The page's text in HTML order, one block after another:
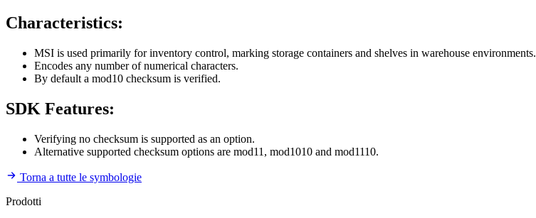
Characteristics:
MSI is used primarily for inventory control, marking storage containers and shelves in warehouse environments.
Encodes any number of numerical characters.
By default a mod10 checksum is verified.
SDK Features:
Verifying no checksum is supported as an option.
Alternative supported checksum options are mod11, mod1010 and mod1110.
Torna a tutte le symbologie
Prodotti